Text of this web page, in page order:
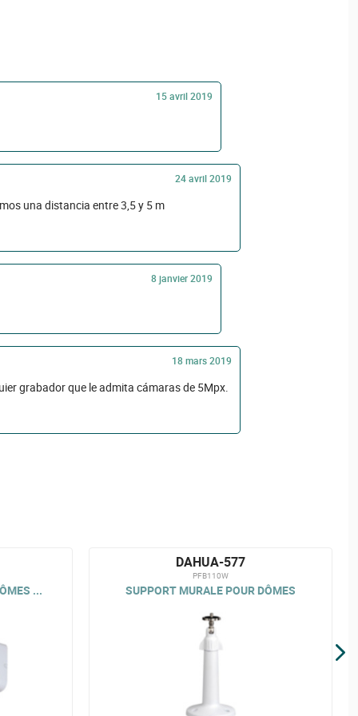
15 avril 2019
24 avril 2019
una distancia entre 3,5 y 5 m
8 janvier 2019
18 mars 2019
grabador que le admita cámaras de 5Mpx.
...
DAHUA-577
PFB110W
SUPPORT MURALE POUR DÔMES